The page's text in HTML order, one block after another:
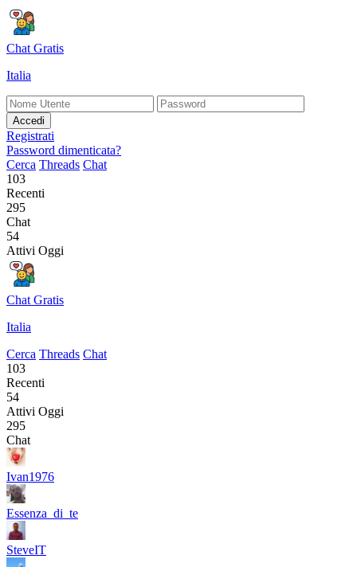
Chat Gratis
Italia
Accedi
Registrati
Password dimenticata?
Cerca Threads Chat
103
Recenti
295
Chat
54
Attivi Oggi
Chat Gratis
Italia
Cerca Threads Chat
103
Recenti
54
Attivi Oggi
295
Chat
Ivan1976
Essenza_di_te
SteveIT